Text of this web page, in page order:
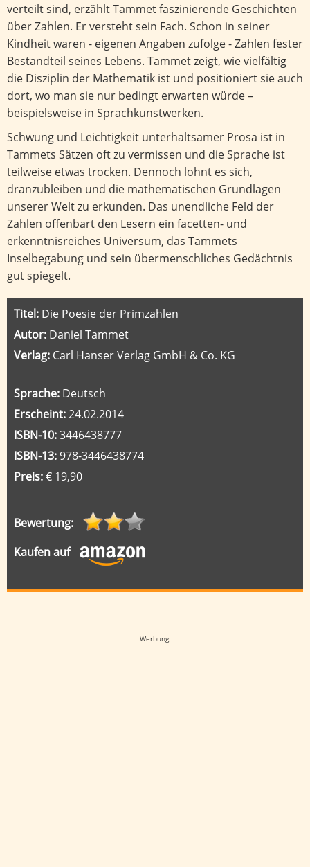
verteilt sind, erzählt Tammet faszinierende Geschichten
über Zahlen. Er versteht sein Fach. Schon in seiner
Kindheit waren - eigenen Angaben zufolge - Zahlen fester
Bestandteil seines Lebens. Tammet zeigt, wie vielfältig
die Disziplin der Mathematik ist und positioniert sie auch
dort, wo man sie nur bedingt erwarten würde –
beispielsweise in Sprachkunstwerken.
Schwung und Leichtigkeit unterhaltsamer Prosa ist in
Tammets Sätzen oft zu vermissen und die Sprache ist
teilweise etwas trocken. Dennoch lohnt es sich,
dranzubleiben und die mathematischen Grundlagen
unserer Welt zu erkunden. Das unendliche Feld der
Zahlen offenbart den Lesern ein facetten- und
erkenntnisreiches Universum, das Tammets
Inselbegabung und sein übermenschliches Gedächtnis
gut spiegelt.
Titel: Die Poesie der Primzahlen
Autor: Daniel Tammet
Verlag: Carl Hanser Verlag GmbH & Co. KG
Sprache: Deutsch
Erscheint:24.02.2014
ISBN-10:3446438777
ISBN-13: 978-3446438774
Preis:€ 19,90
Bewertung:
Kaufen auf
Werbung: